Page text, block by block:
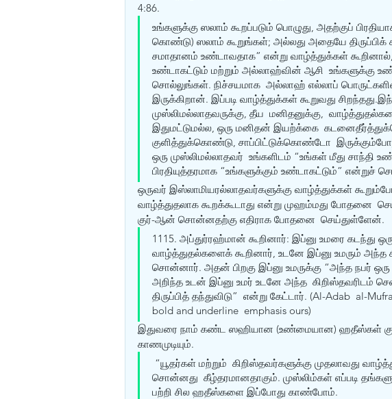
4:86.
உங்களுக்கு ஸலாம் கூறப்படும் பொழுது, அதற்குப்
கொண்டு) ஸலாம் கூறுங்கள்; அல்லது அதையே திருப்பிக்
சமாதானம் உண்டாவதாக” என்று வாழ்த்துக்கள்
உண்டாகட்டும் மற்றும் அல்லாஹ்வின் ஆசி  உங்களுக்கு
சொல்லுங்கள். நிச்சயமாக  அல்லாஹ் எல்லாப்
இருக்கிறான். இப்படி வாழ்த்துக்கள் கூறுவது
முஸ்லிமல்லாதவருக்கு, தீய  மனிதனுக்கு,
இதுமட்டுமல்ல, ஒரு மனிதன் இயற்க்கை
குளித்துக்கொண்டு, சாப்பிட்டுக்கொண்டோ
ஒரு முஸ்லிமல்லாதவர்  உங்களிடம் “உங்கள் மீது சாந்தி
பிரதியுத்தரமாக “உங்களுக்கும் உண்டாகட்டும்” என்றுச்
ஒருவர் இஸ்லாமியரல்லாதவர்களுக்கு வாழ்த்துக்கள்
வாழ்த்துதலாக கூறக்கூடாது என்று முஹம்மது போதனை
குர்-ஆன் சொன்னதற்கு எதிராக போதனை  செய்துள்ளேன்.
1115. அப்துர்ரஹ்மான் கூறினார்: இப்னு உமரை கடந்து
வாழ்த்துதல்களைக் கூறினார், உடனே இப்னு உமரும் அந்த
சொன்னார். அதன் பிறகு இப்னு உமருக்கு “அந்த நபர்
அறிந்த உடன் இப்னு உமர் உடனே அந்த  கிறிஸ்தவரிடம்
திருப்பித் தந்துவிடு”  என்று கேட்டார். (Al-Adab  al-
bold and underline  emphasis ours)
இதுவரை நாம் கண்ட ஸஹியான (உண்மையான) ஹதீஸ்கள்
காணமுடியும்.
“யூதர்கள் மற்றும்  கிறிஸ்தவர்களுக்கு முதலாவது
சொன்னது  கீழ்தரமானதாகும். முஸ்லிம்கள் எப்படி
பற்றி சில ஹதீஸ்களை இப்போது காண்போம்.